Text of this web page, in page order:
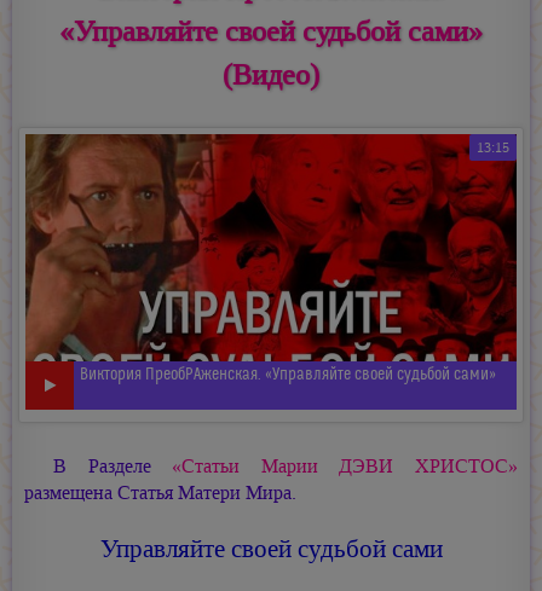
«Управляйте своей судьбой сами»
(Видео)
13:15
Виктория ПреобРАженская. «Управляйте своей судьбой сами»
В Разделе «Статьи Марии ДЭВИ ХРИСТОС»
размещена Статья Матери Мира.
Управляйте своей судьбой сами